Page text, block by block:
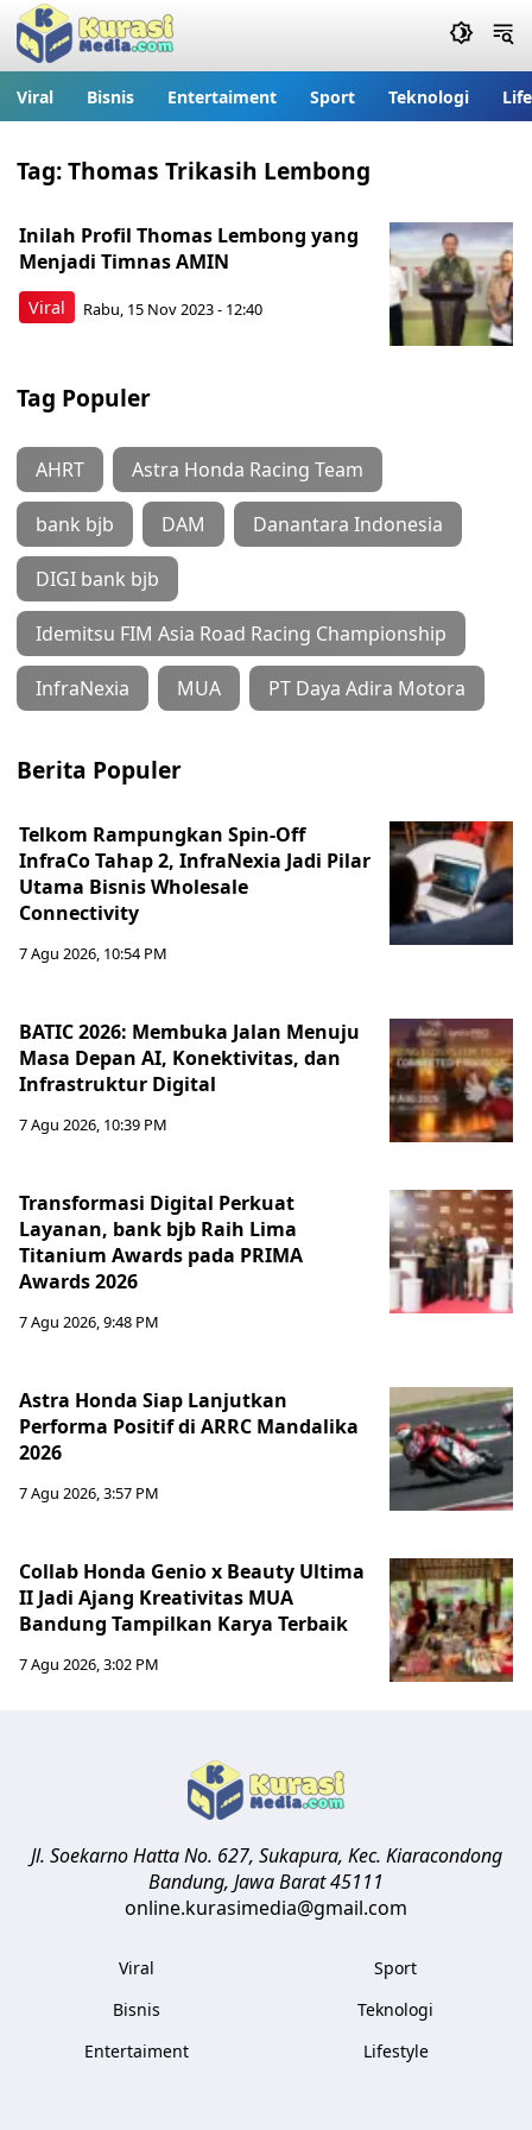
Viral Bisnis Entertaiment Sport Teknologi
Tag:Thomas Trikasih Lembong
Viral
Inilah Profil Thomas Lembong yang
Menjadi Timnas AMIN
Rabu, 15 Nov 2023 - 12:40
Tag Populer
AHRT Astra Honda Racing Team
bank bjb DAM Danantara Indonesia
DIGI bank bjb
Idemitsu FIM Asia Road Racing Championship
InfraNexia MUA PT Daya Adira Motora
Berita Populer
Telkom Rampungkan Spin-Off
InfraCo Tahap 2, InfraNexia Jadi Pilar
Utama Bisnis Wholesale
Connectivity
7 Agu 2026, 10:54 PM
BATIC 2026: Membuka Jalan Menuju
Masa Depan AI, Konektivitas, dan
Infrastruktur Digital
7 Agu 2026, 10:39 PM
Transformasi Digital Perkuat
Layanan, bank bjb Raih Lima
Titanium Awards pada PRIMA
Awards 2026
7 Agu 2026, 9:48 PM
Astra Honda Siap Lanjutkan
Performa Positif di ARRC Mandalika
2026
7 Agu 2026, 3:57 PM
Collab Honda Genio x Beauty Ultima
II Jadi Ajang Kreativitas MUA
Bandung Tampilkan Karya Terbaik
7 Agu 2026, 3:02 PM
Jl. Soekarno Hatta No. 627, Sukapura, Kec. Kiaracondong
Bandung, Jawa Barat45111
online.kurasimedia@gmail.com
Viral
Bisnis
Entertaiment
Sport
Teknologi
Lifestyle